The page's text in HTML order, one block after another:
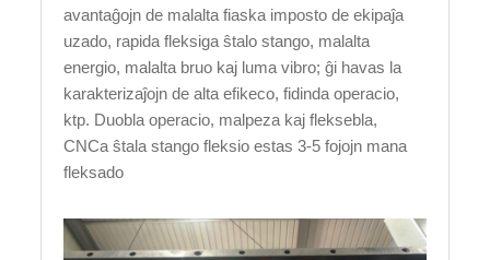
avantaĝojn de malalta fiaska imposto de ekipaĵa
uzado, rapida fleksiga ŝtalo stango, malalta
energio, malalta bruo kaj luma vibro; ĝi havas la
karakterizaĵojn de alta efikeco, fidinda operacio,
ktp. Duobla operacio, malpeza kaj fleksebla,
CNCa ŝtala stango fleksio estas 3-5 fojojn mana
fleksado